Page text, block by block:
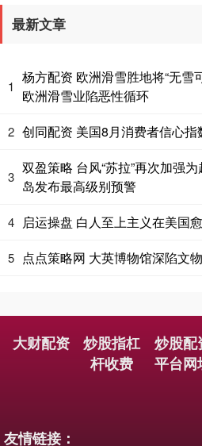
最新文章
1
杨方配资 欧洲滑雪胜地将“无雪
欧洲滑雪业陷恶性循环
2 创同配资 美国8月消费者信心
3
双盈策略 台风“苏拉”再次加强
岛发布最高级别预警
4 启运操盘 白人至上主义在美国
5 点点策略网 大英博物馆深陷文
大财配资
炒股指杠
杆收费
炒股配
平台网
友情链接：